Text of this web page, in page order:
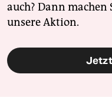
auch? Dann
unsere Aktion.